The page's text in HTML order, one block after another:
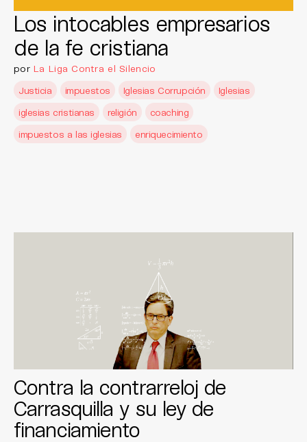
Los intocables empresarios
de la fe cristiana
por La Liga Contra el Silencio
Justicia
impuestos Iglesias Corrupción
Iglesias
iglesias cristianas
religión
coaching
impuestos a las iglesias
enriquecimiento
Contra la contrarreloj de
Carrasquilla y su ley de
financiamiento